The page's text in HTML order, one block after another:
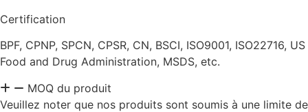
Certification
BPF, CPNP, SPCN, CPSR, CN, BSCI, ISO9001, ISO22716, US
Food and Drug Administration, MSDS, etc.
MOQ du produit
Veuillez noter que nos produits sont soumis à une limite de